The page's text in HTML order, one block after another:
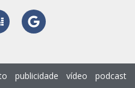
publicidade vídeo podcast